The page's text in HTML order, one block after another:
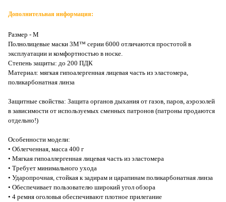
Дополнительная информация:
Размер - М
Полнолицевые маски 3M™ серии 6000 отличаются простотой в
эксплуатации и комфортностью в носке.
Степень защиты: до 200 ПДК
Материал: мягкая гипоалергенная лицевая часть из эластомера,
поликарбонатная линза
Защитные свойства: Защита органов дыхания от газов, паров, аэрозолей
в зависимости от используемых сменных патронов (патроны продаются
отдельно!)
Особенности модели:
• Облегченная, масса 400 г
• Мягкая гипоаллергенная лицевая часть из эластомера
• Требует минимального ухода
• Ударопрочная, стойкая к задирам и царапинам поликарбонатная линза
• Обеспечивает пользователю широкий угол обзора
• 4 ремня оголовья обеспечивают плотное прилегание